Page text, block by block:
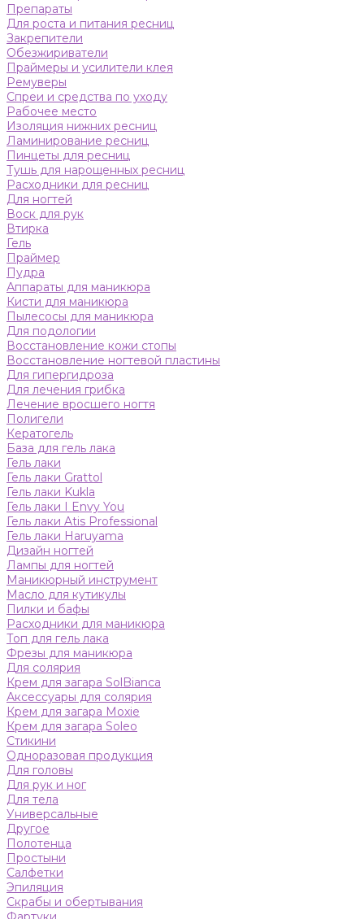
Препараты
Для роста и питания ресниц
Закрепители
Обезжириватели
Праймеры и усилители клея
Ремуверы
Спреи и средства по уходу
Рабочее место
Изоляция нижних ресниц
Ламинирование ресниц
Пинцеты для ресниц
Тушь для нарощенных ресниц
Расходники для ресниц
Для ногтей
Воск для рук
Втирка
Гель
Праймер
Пудра
Аппараты для маникюра
Кисти для маникюра
Пылесосы для маникюра
Для подологии
Восстановление кожи стопы
Восстановление ногтевой пластины
Для гипергидроза
Для лечения грибка
Лечение вросшего ногтя
Полигели
Кератогель
База для гель лака
Гель лаки
Гель лаки Grattol
Гель лаки Kukla
Гель лаки I Envy You
Гель лаки Atis Professional
Гель лаки Haruyama
Дизайн ногтей
Лампы для ногтей
Маникюрный инструмент
Масло для кутикулы
Пилки и бафы
Расходники для маникюра
Топ для гель лака
Фрезы для маникюра
Для солярия
Крем для загара SolBianca
Аксессуары для солярия
Крем для загара Moxie
Крем для загара Soleo
Стикини
Одноразовая продукция
Для головы
Для рук и ног
Для тела
Универсальные
Другое
Полотенца
Простыни
Салфетки
Эпиляция
Скрабы и обертывания